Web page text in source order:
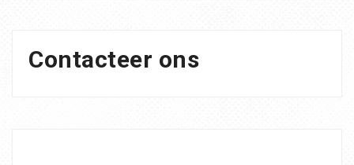
Contacteer ons